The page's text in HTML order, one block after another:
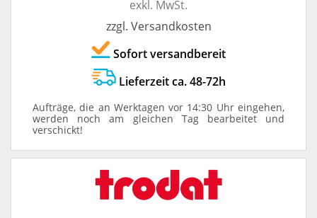
exkl. MwSt.
zzgl. Versandkosten
Sofort versandbereit
Lieferzeit ca. 48-72h
Aufträge, die an Werktagen vor 14:30 Uhr eingehen,
werden noch am gleichen Tag bearbeitet und
verschickt!